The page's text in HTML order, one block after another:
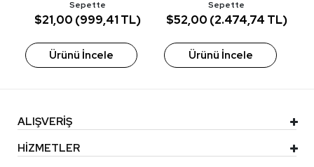
Sepette
$21,00 (999,41 TL)
Ürünü İncele
Sepette
$52,00 (2.474,74 TL)
Ürünü İncele
ALIŞVERİŞ
HİZMETLER